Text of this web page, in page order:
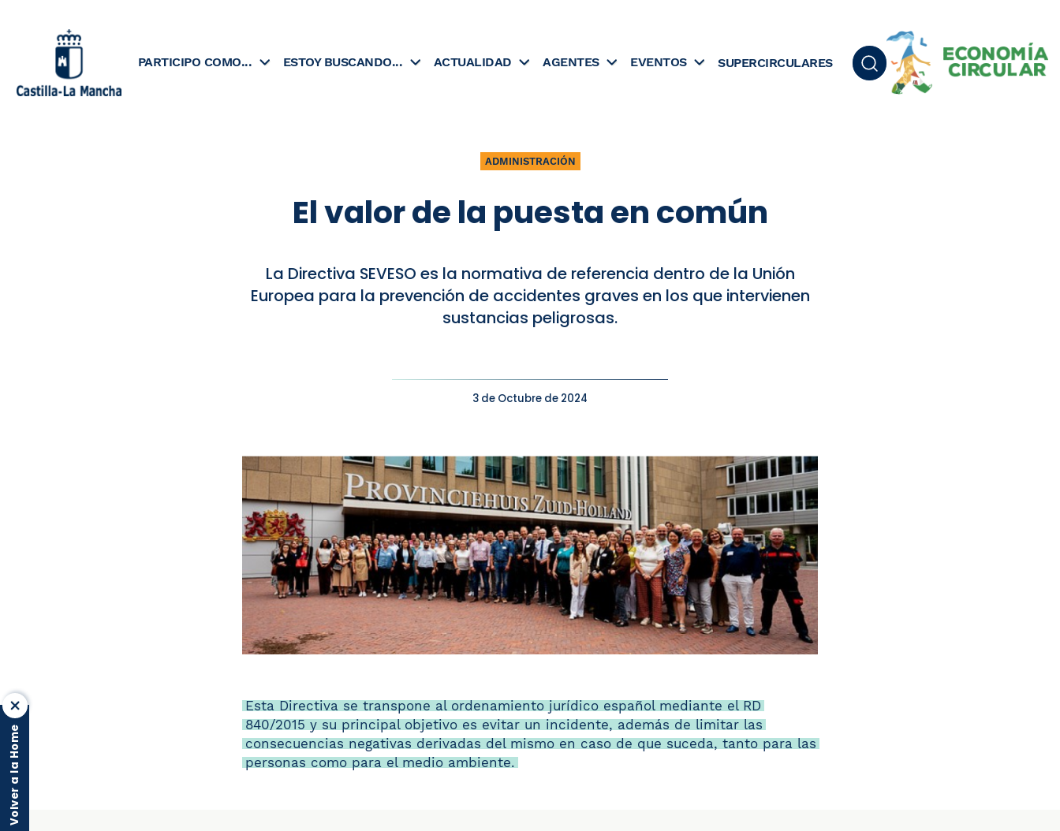
PARTICIPO COMO... ESTOY BUSCANDO... ACTUALIDAD AGENTES EVENTOS SUPERCIRCULARES
Volver a la Home
ADMINISTRACIÓN
El valor de la puesta en común
La Directiva SEVESO es la normativa de referencia dentro de la Unión
Europea para la prevención de accidentes graves en los que intervienen
sustancias peligrosas.
3 de Octubre de 2024
Esta Directiva se transpone al ordenamiento jurídico español mediante el RD
840/2015 y su principal objetivo es evitar un incidente, además de limitar las
consecuencias negativas derivadas del mismo en caso de que suceda, tanto para las
personas como para el medio ambiente.